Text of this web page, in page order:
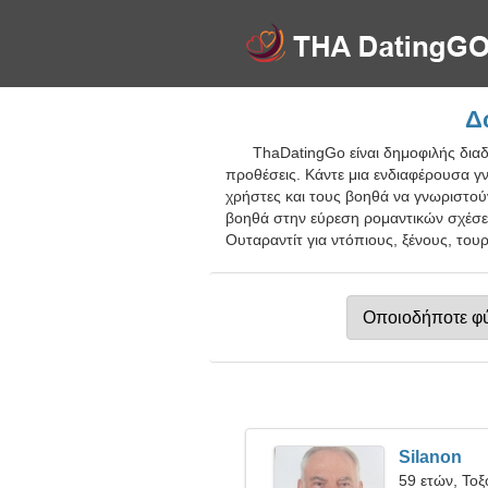
ThaDatingGo είναι δημοφιλής
προθέσεις. Κάντε μια ενδιαφέρουσα
χρήστες και τους βοηθά να
βοηθά στην εύρεση ρομαντικών
Ουταραντίτ για ντόπιους, ξένους,
Silanon
59 ετών,